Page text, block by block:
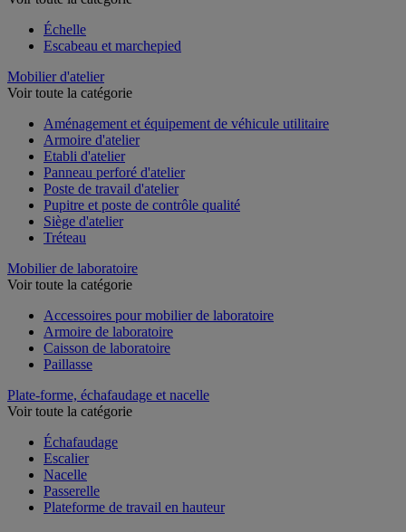
Échelle
Escabeau et marchepied
Mobilier d'atelier
Voir toute la catégorie
Aménagement et équipement de véhicule utilitaire
Armoire d'atelier
Etabli d'atelier
Panneau perforé d'atelier
Poste de travail d'atelier
Pupitre et poste de contrôle qualité
Siège d'atelier
Tréteau
Mobilier de laboratoire
Voir toute la catégorie
Accessoires pour mobilier de laboratoire
Armoire de laboratoire
Caisson de laboratoire
Paillasse
Plate-forme, échafaudage et nacelle
Voir toute la catégorie
Échafaudage
Escalier
Nacelle
Passerelle
Plateforme de travail en hauteur